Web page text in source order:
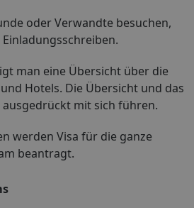
oder Verwandte besuchen,
man eine Übersicht über die
Hotels. Die Übersicht und das
mit sich führen.
werden Visa für die ganze
beantragt.